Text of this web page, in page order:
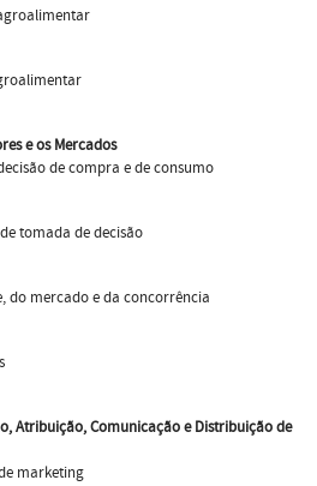
e os Mercados
de compra e de consumo
tomada de decisão
do mercado e da concorrência
Atribuição, Comunicação e Distribuição de
marketing